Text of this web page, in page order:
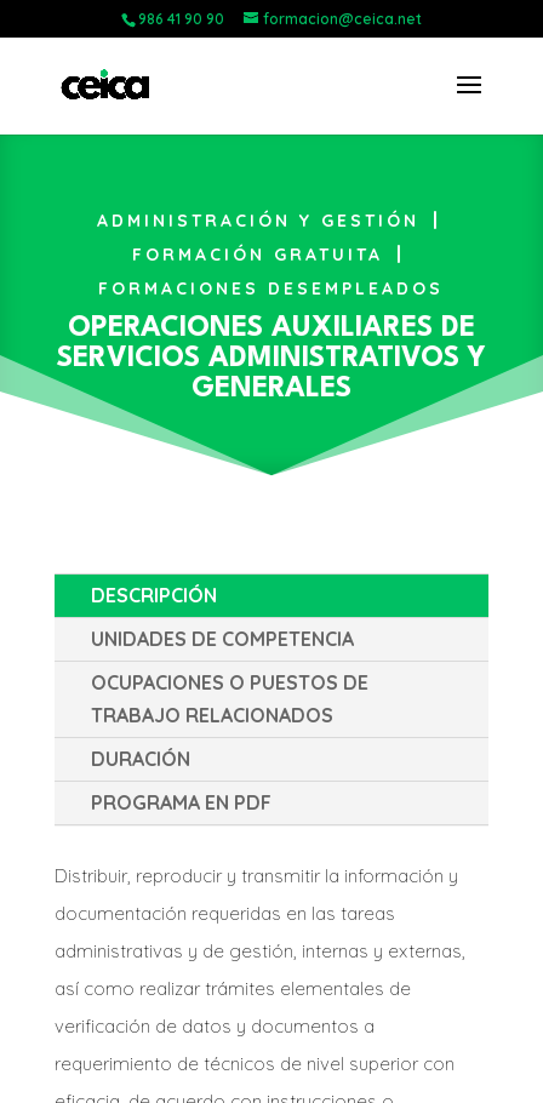
986 41 90 90 formacion@ceica.net
ADMINISTRACIÓN Y GESTIÓN |
FORMACIÓN GRATUITA |
FORMACIONES DESEMPLEADOS
OPERACIONES AUXILIARES DE
SERVICIOS ADMINISTRATIVOS Y
GENERALES
DESCRIPCIÓN
UNIDADES DE COMPETENCIA
OCUPACIONES O PUESTOS DE
TRABAJO RELACIONADOS
DURACIÓN
PROGRAMA EN PDF
Distribuir, reproducir y transmitir la información y
documentación requeridas en las tareas
administrativas y de gestión, internas y externas,
así como realizar trámites elementales de
verificación de datos y documentos a
requerimiento de técnicos de nivel superior con